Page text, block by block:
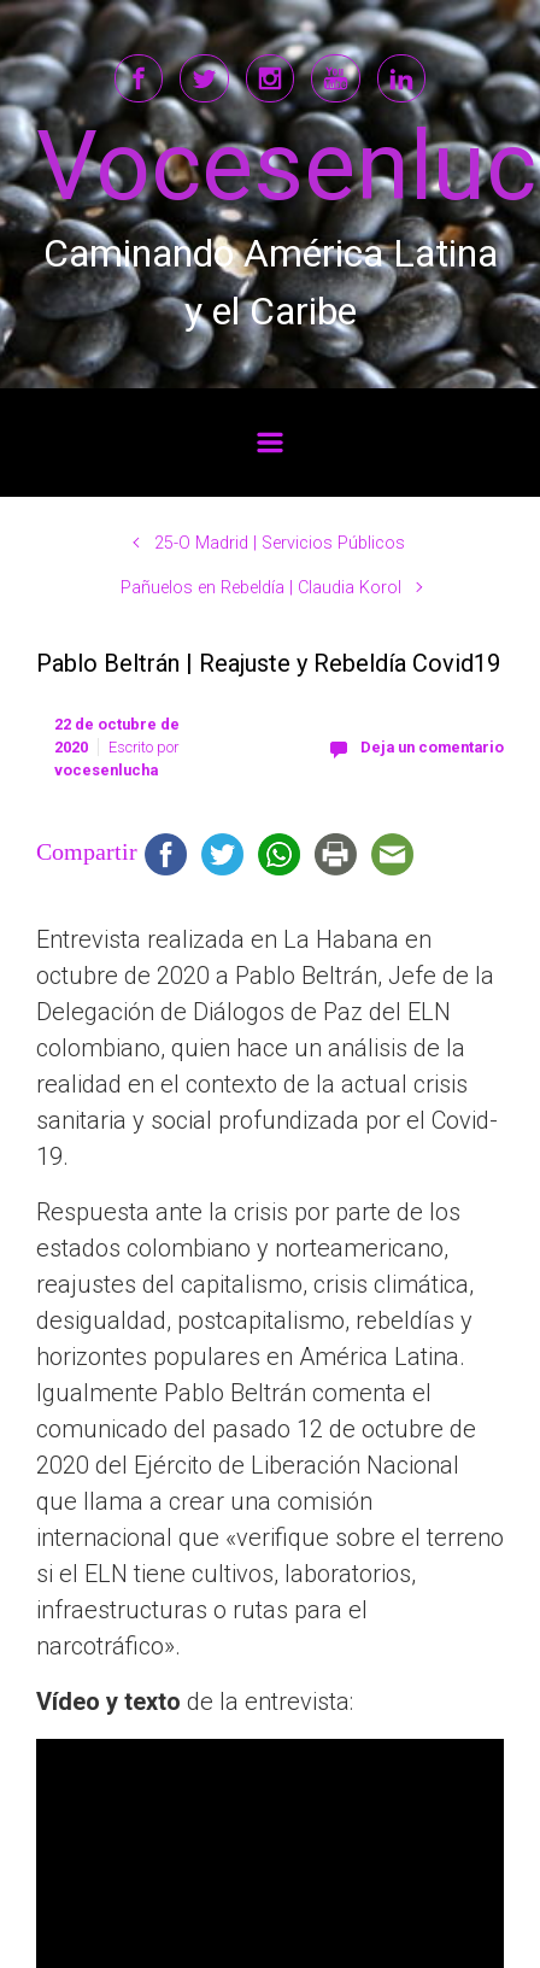
Saltar al contenido principal
Caminando América Latina
y el Caribe
25-O Madrid | Servicios Públicos
Pañuelos en Rebeldía | Claudia Korol
Pablo Beltrán | Reajuste y Rebeldía Covid19
22 de octubre de
2020
Escrito por
vocesenlucha
Deja un comentario
Compartir
Entrevista realizada en La Habana en
octubre de 2020 a Pablo Beltrán, Jefe de la
Delegación de Diálogos de Paz del ELN
colombiano, quien hace un análisis de la
realidad en el contexto de la actual crisis
sanitaria y social profundizada por el Covid-
19.
Respuesta ante la crisis por parte de los
estados colombiano y norteamericano,
reajustes del capitalismo, crisis climática,
desigualdad, postcapitalismo, rebeldías y
horizontes populares en América Latina.
Igualmente Pablo Beltrán comenta el
comunicado del pasado 12 de octubre de
2020 del Ejército de Liberación Nacional
que llama a crear una comisión
internacional que «verifique sobre el terreno
si el ELN tiene cultivos, laboratorios,
infraestructuras o rutas para el
narcotráfico».
Vídeo y texto de la entrevista: